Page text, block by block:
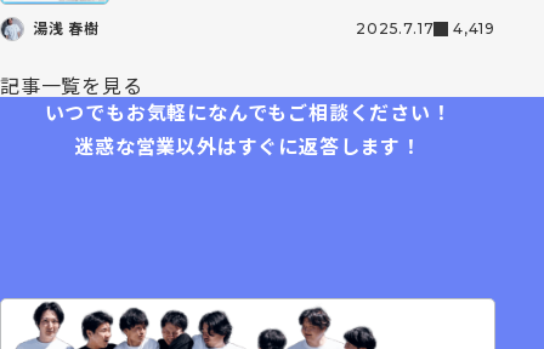
湯浅 春樹 2025.7.17 4,419
記事一覧を見る
いつでもお気軽になんでもご相談ください！
迷惑な営業以外はすぐに返答します！